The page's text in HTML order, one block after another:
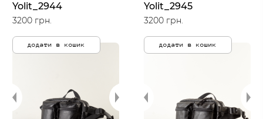
Yolit_2944
3200 грн.
додати в кошик
Yolit_2945
3200 грн.
додати в кошик